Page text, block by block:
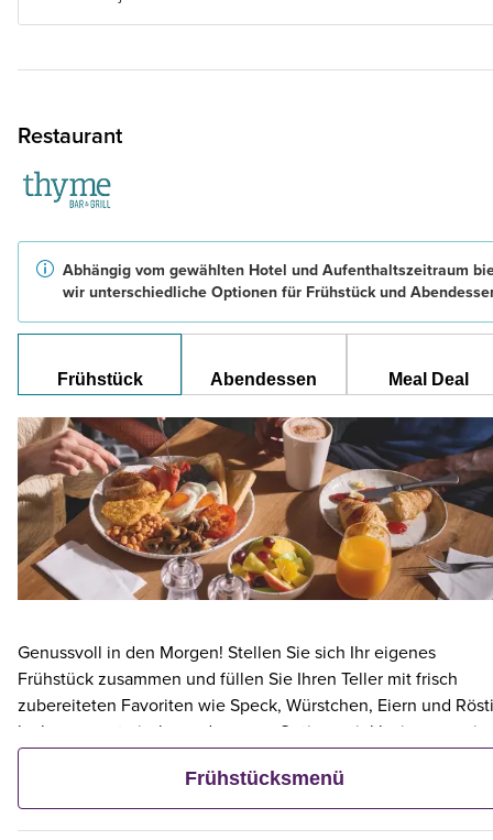
Restaurant
Abhängig vom gewählten Hotel und Aufenthaltszeitraum
wir unterschiedliche Optionen für Frühstück und
Frühstück Abendessen Meal Deal
Genussvoll in den Morgen! Stellen Sie sich Ihr eigenes
Frühstück zusammen und füllen Sie Ihren Teller mit frisch
zubereiteten Favoriten wie Speck, Würstchen, Eiern und
leckere vegetarische und vegane Optionen inklusive – sowie
kontinentalen Köstlichkeiten wie Obst, Müsli und frischem
Gebäck. Und wenn ein Erwachsener ein Premier Inn-
bestellt, frühstücken bis zu zwei Kinder kostenlos mit.**
Frühstücksmenü